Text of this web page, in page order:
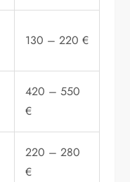
130 – 220 €
420 – 550
€
220 – 280
€